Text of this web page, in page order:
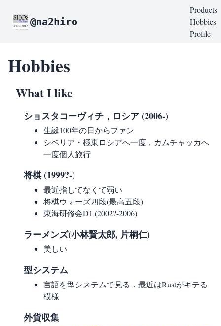
@na2hiro
Products
Hobbies
Profile
Hobbies
What I like
ショスタコーヴィチ，ロシア (2006-)
生誕100年の日からファン
シベリア・極東ロシアへ一度，カムチャッカへ
一度個人旅行
将棋 (1999?-)
最近指してなくて弱い
将棋ウォーズ四段(最高五段)
東海研修会D1 (2002?-2006)
ラーメンズ(小林賢太郎, 片桐仁)
美しい
型システム
言語を型システムで見る．最近はRustがキテる
模様
外貨収集